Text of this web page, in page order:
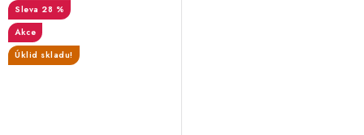
28 %
Akce
Úklid skladu!